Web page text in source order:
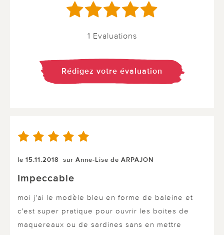
1 Evaluations
Rédigez votre évaluation
le 15.11.2018 sur Anne-Lise de ARPAJON
Impeccable
moi j'ai le modèle bleu en forme de baleine et
c'est super pratique pour ouvrir les boites de
maquereaux ou de sardines sans en mettre